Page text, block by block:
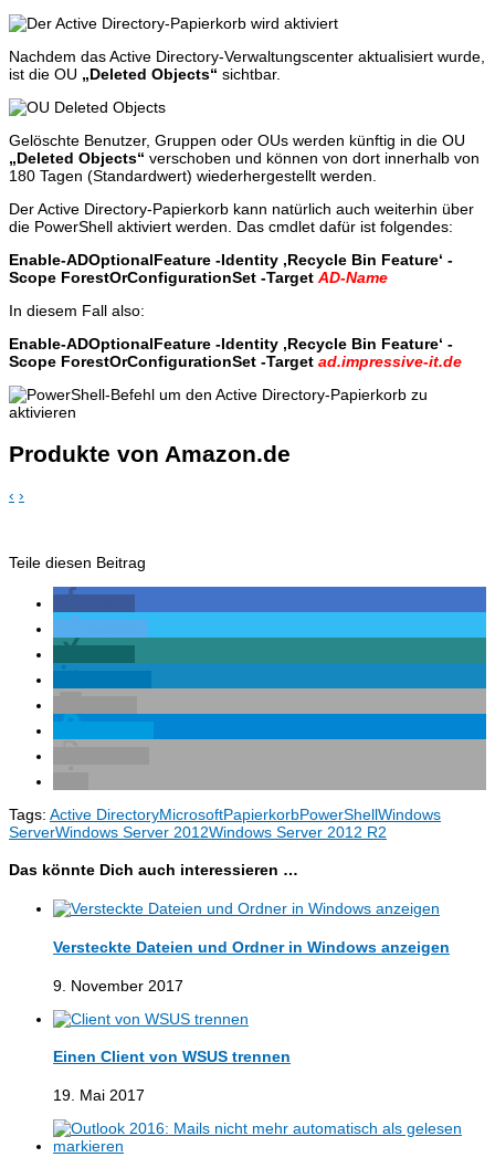
Nachdem das Active Directory-Verwaltungscenter aktualisiert wurde,
ist die OU „Deleted Objects“ sichtbar.
Gelöschte Benutzer, Gruppen oder OUs werden künftig in die OU
„Deleted Objects“ verschoben und können von dort innerhalb von
180 Tagen (Standardwert) wiederhergestellt werden.
Der Active Directory-Papierkorb kann natürlich auch weiterhin über
die PowerShell aktiviert werden. Das cmdlet dafür ist folgendes:
Enable-ADOptionalFeature -Identity ‚Recycle Bin Feature‘ -
Scope ForestOrConfigurationSet -Target AD-Name
In diesem Fall also:
Enable-ADOptionalFeature -Identity ‚Recycle Bin Feature‘ -
Scope ForestOrConfigurationSet -Target ad.impressive-it.de
Produkte von Amazon.de
‹ ›
Teile diesen Beitrag
Tags: Active DirectoryMicrosoftPapierkorbPowerShellWindows
ServerWindows Server 2012Windows Server 2012 R2
Das könnte Dich auch interessieren …
Versteckte Dateien und Ordner in Windows anzeigen
9. November 2017
Einen Client von WSUS trennen
19. Mai 2017